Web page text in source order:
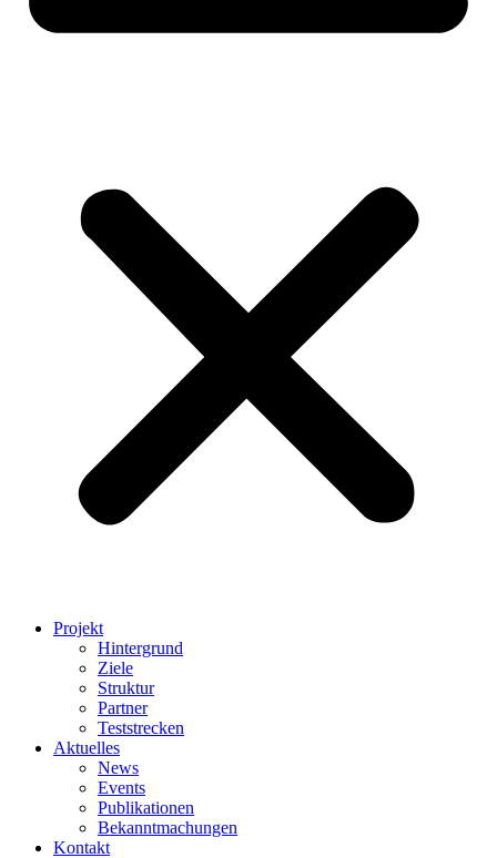
Projekt
Hintergrund
Ziele
Struktur
Partner
Teststrecken
Aktuelles
News
Events
Publikationen
Bekanntmachungen
Kontakt